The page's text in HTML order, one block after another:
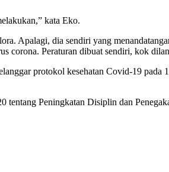
kata Eko.
Apalagi, dia sendiri yang
corona. Peraturan dibuat sendiri, kok
protokol kesehatan Covid-19 pada
Peningkatan Disiplin dan